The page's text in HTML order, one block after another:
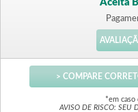
Aceita
> COMPARE
*em caso
AVISO DE RISCO: SEU